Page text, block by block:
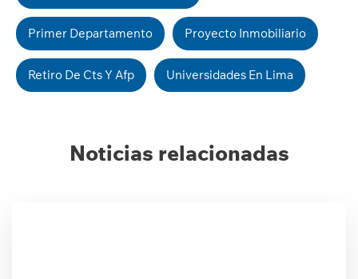
Primer Departamento Proyecto Inmobiliario
Retiro De Cts Y Afp Universidades En Lima
Noticias relacionadas